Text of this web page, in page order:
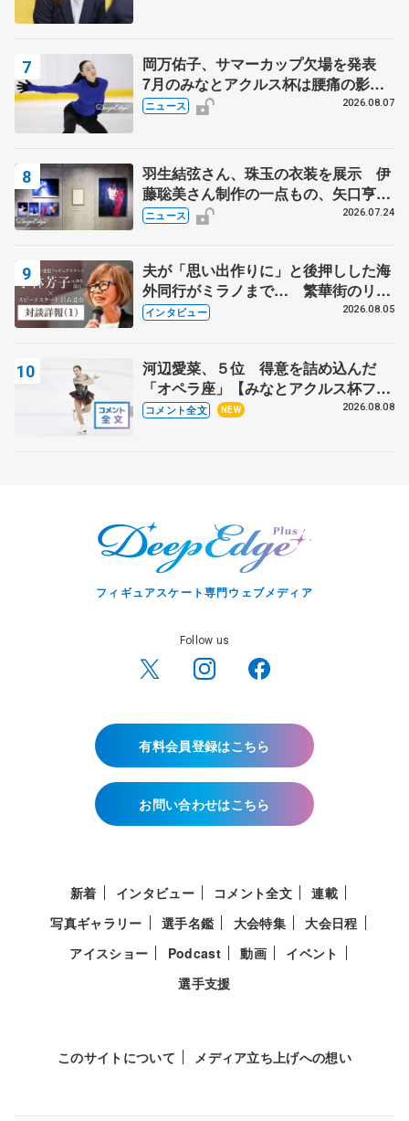
岡万佑子、サマーカップ欠場を発表
7月のみなとアクルス杯は腰痛の影響
で
ニュース 2026.08.07
羽生結弦さん、珠玉の衣装を展示 伊
藤聡美さん制作の一点もの、矢口亨さ
んが撮影
ニュース 2026.07.24
夫が「思い出作りに」と後押しした海
外同行がミラノまで… 繁華街のリン
クでは不良のお兄さんも味方に 小林
インタビュー 2026.08.05
河辺愛菜、５位 得意を詰め込んだ
「オペラ座」【みなとアクルス杯フリ
ー】
コメント全文 NEW 2026.08.08
フィギュアスケート専門ウェブメディア
Follow us
有料会員登録はこちら
お問い合わせはこちら
新着 インタビュー コメント全文
連載
写真ギャラリー
選手名鑑 大会特集
大会日程
アイスショー
Podcast 動画
イベント
選手支援
このサイトについて メディア立ち上げへの想い